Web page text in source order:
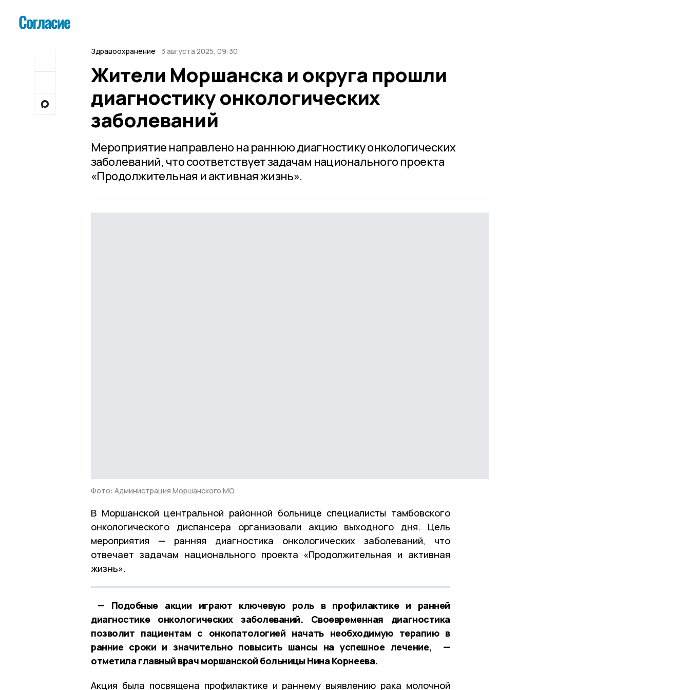
Здравоохранение 3 августа 2025, 09:30
Жители Моршанска и округа прошли
диагностику онкологических
заболеваний
Мероприятие направлено на раннюю диагностику онкологических
заболеваний, что соответствует задачам национального проекта
«Продолжительная и активная жизнь».
Фото: Администрация Моршанского МО
В Моршанской центральной районной больнице специалисты тамбовского
онкологического диспансера организовали акцию выходного дня. Цель
мероприятия — ранняя диагностика онкологических заболеваний, что
отвечает задачам национального проекта «Продолжительная и активная
жизнь».
— Подобные акции играют ключевую роль в профилактике и ранней
диагностике онкологических заболеваний. Своевременная диагностика
позволит пациентам с онкопатологией начать необходимую терапию в
ранние сроки и значительно повысить шансы на успешное лечение, —
отметила главный врач моршанской больницы Нина Корнеева.
Акция была посвящена профилактике и раннему выявлению рака молочной